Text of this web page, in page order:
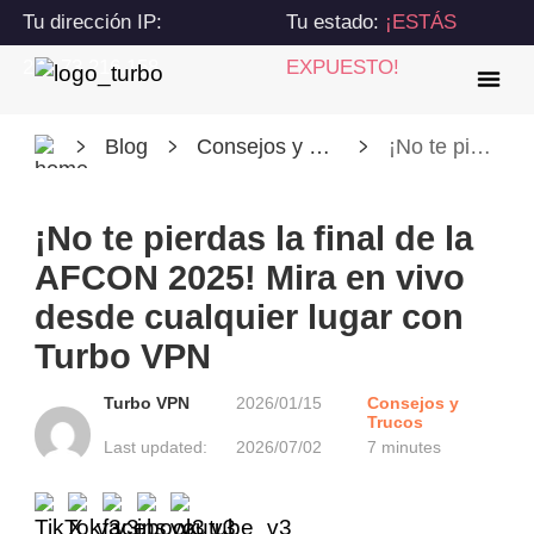
Tu dirección IP:
216.73.216.158
Tu estado: ¡ESTÁS
EXPUESTO!
Blog Consejos y Trucos ¡No te pierdas la final de la AFCON 2025! Mira en vivo desde cualquier lugar con Turbo VPN
¡No te pierdas la final de la
AFCON 2025! Mira en vivo
desde cualquier lugar con
Turbo VPN
Turbo VPN 2026/01/15
Consejos y
Trucos
Last updated:
2026/07/02 7 minutes